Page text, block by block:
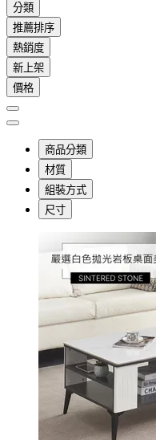
分類
推薦排序
熱銷度
新上架
價格
商品分類
材質
組裝方式
尺寸